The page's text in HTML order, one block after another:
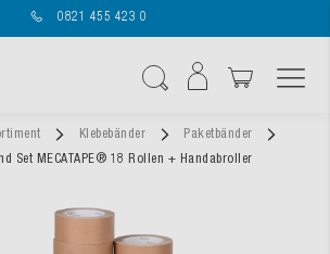
0821 455 423 0
Klebebänder
Paketbänder
Set MECATAPE® 18 Rollen + Handabroller